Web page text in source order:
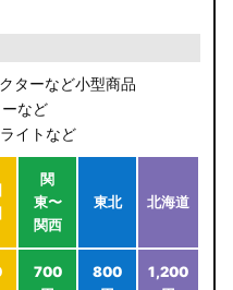
ターなど小型商品
など
イトなど
関
東〜
関西
東北 北海道
700
800
1,200